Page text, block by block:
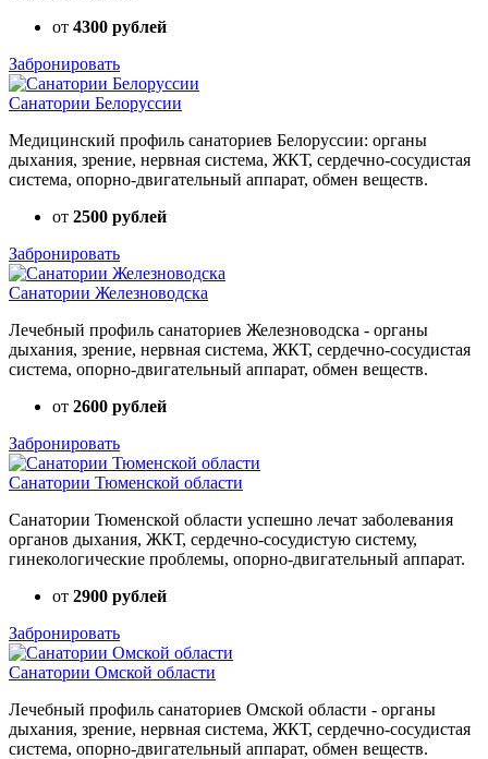
от 4300 рублей
Забронировать
Санатории Белоруссии
Медицинский профиль санаториев Белоруссии: органы
дыхания, зрение, нервная система, ЖКТ, сердечно-сосудистая
система, опорно-двигательный аппарат, обмен веществ.
от 2500 рублей
Забронировать
Санатории Железноводска
Лечебный профиль санаториев Железноводска - органы
дыхания, зрение, нервная система, ЖКТ, сердечно-сосудистая
система, опорно-двигательный аппарат, обмен веществ.
от 2600 рублей
Забронировать
Санатории Тюменской области
Санатории Тюменской области успешно лечат заболевания
органов дыхания, ЖКТ, сердечно-сосудистую систему,
гинекологические проблемы, опорно-двигательный аппарат.
от 2900 рублей
Забронировать
Санатории Омской области
Лечебный профиль санаториев Омской области - органы
дыхания, зрение, нервная система, ЖКТ, сердечно-сосудистая
система, опорно-двигательный аппарат, обмен веществ.